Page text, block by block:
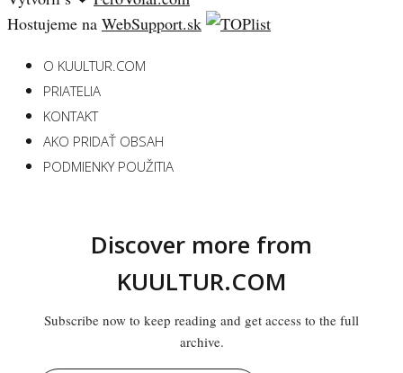
Hostujeme na WebSupport.sk
O KUULTUR.COM
PRIATELIA
KONTAKT
AKO PRIDAŤ OBSAH
PODMIENKY POUŽITIA
Discover more from
KUULTUR.COM
Subscribe now to keep reading and get access to the full
archive.